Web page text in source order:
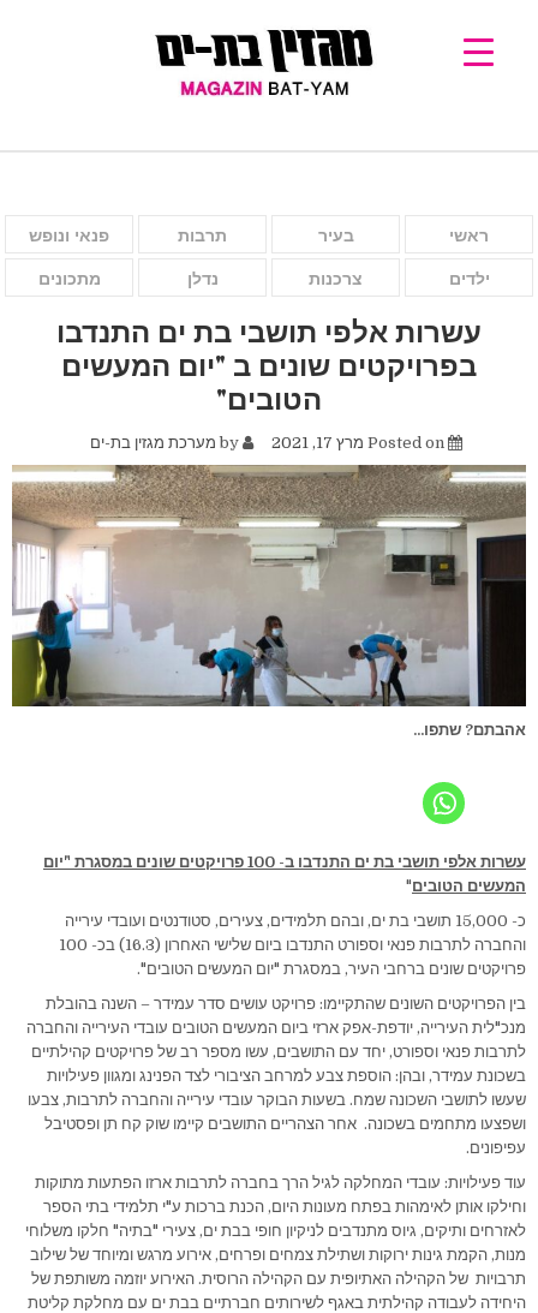
ראשי בעיר תרבות פנאי ונופש
ילדים צרכנות נדלן מתכונים
עשרות אלפי תושבי בת ים התנדבו
בפרויקטים שונים ב "יום המעשים
הטובים"
מרץ 17, 2021 מערכת מגזין בת-ים
אהבתם? שתפו...
עשרות אלפי תושבי בת ים התנדבו ב- 100 פרויקטים שונים במסגרת "יום
המעשים הטובים"
כ- 15,000 תושבי בת ים, ובהם תלמידים, צעירים, סטודנטים ועובדי עירייה
והחברה לתרבות פנאי וספורט התנדבו ביום שלישי האחרון (16.3) בכ- 100
פרויקטים שונים ברחבי העיר, במסגרת "יום המעשים הטובים".
בין הפרויקטים השונים שהתקיימו: פרויקט עושים סדר עמידר – השנה בהובלת
מנכ"לית העירייה, יודפת-אפק ארזי ביום המעשים הטובים עובדי העירייה והחברה
לתרבות פנאי וספורט, יחד עם התושבים, עשו מספר רב של פרויקטים קהילתיים
בשכונת עמידר, ובהן: הוספת צבע למרחב הציבורי לצד הפנינג ומגוון פעילויות
שעשו לתושבי השכונה שמח. בשעות הבוקר עובדי עירייה והחברה לתרבות, צבעו
ושפצעו מתחמים בשכונה. אחר הצהריים התושבים קיימו שוק קח תן ופסטיבל
עפיפונים.
עוד פעילויות: עובדי המחלקה לגיל הרך בחברה לתרבות ארזו הפתעות מתוקות
וחילקו אותן לאימהות בפתח מעונות היום, הכנת ברכות ע"י תלמידי בתי הספר
לאזרחים ותיקים, גיוס מתנדבים לניקיון חופי בבת ים, צעירי "בתיה" חלקו משלוחי
מנות, הקמת גינות ירוקות ושתילת צמחים ופרחים, אירוע מרגש ומיוחד של שילוב
תרבויות של הקהילה האתיופית עם הקהילה הרוסית. האירוע יוזמה משותפת של
היחידה לעבודה קהילתית באגף לשירותים חברתיים בבת ים עם מחלקת קליטת